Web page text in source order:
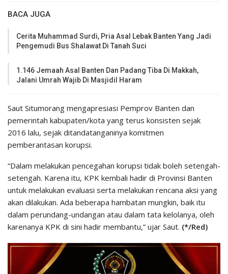
BACA JUGA
Cerita Muhammad Surdi, Pria Asal Lebak Banten Yang Jadi
Pengemudi Bus Shalawat Di Tanah Suci
1.146 Jemaah Asal Banten Dan Padang Tiba Di Makkah,
Jalani Umrah Wajib Di Masjidil Haram
Saut Situmorang mengapresiasi Pemprov Banten dan
pemerintah kabupaten/kota yang terus konsisten sejak
2016 lalu, sejak ditandatanganinya komitmen
pemberantasan korupsi.
“Dalam melakukan pencegahan korupsi tidak boleh setengah-
setengah. Karena itu, KPK kembali hadir di Provinsi Banten
untuk melakukan evaluasi serta melakukan rencana aksi yang
akan dilakukan. Ada beberapa hambatan mungkin, baik itu
dalam perundang-undangan atau dalam tata kelolanya, oleh
karenanya KPK di sini hadir membantu,” ujar Saut. (*/Red)